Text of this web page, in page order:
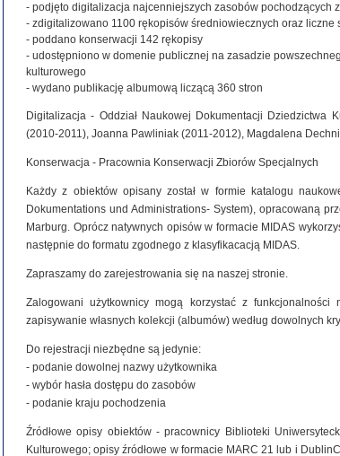
- podjęto digitalizacja najcenniejszych zasobów
- zdigitalizowano 1100 rękopisów średniowiecznych oraz
- poddano konserwacji 142 rękopisy
- udostępniono w domenie publicznej na zasadzie
kulturowego
- wydano publikację albumową liczącą 360 stron
Digitalizacja - Oddział Naukowej Dokumentacji Dziedzictwa
(2010-2011), Joanna Pawliniak (2011-2012), Magdalena
Konserwacja - Pracownia Konserwacji Zbiorów Specjalnych
Każdy z obiektów opisany został w formie katalogu
Dokumentations und Administrations- System), opracowaną
Marburg. Oprócz natywnych opisów w formacie MIDAS
następnie do formatu zgodnego z klasyfikacacją MIDAS.
Zapraszamy do zarejestrowania się na naszej stronie.
Zalogowani użytkownicy mogą korzystać z
zapisywanie własnych kolekcji (albumów) według dowolnych
Do rejestracji niezbędne są jedynie:
- podanie dowolnej nazwy użytkownika
- wybór hasła dostępu do zasobów
- podanie kraju pochodzenia
Źródłowe opisy obiektów - pracownicy Biblioteki
Kulturowego; opisy źródłowe w formacie MARC 21 lub i